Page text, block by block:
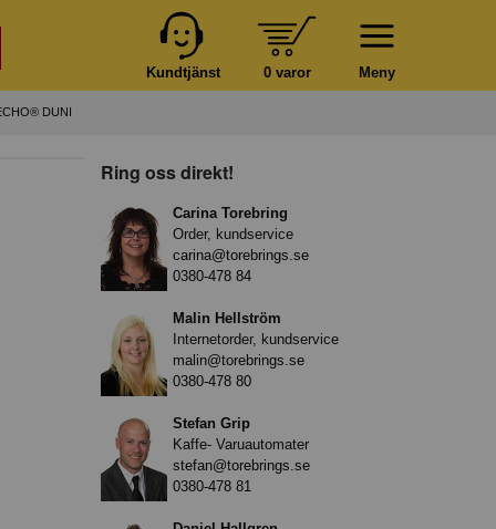
Meny
0 varor
Kundtjänst
DUNI
Ring oss direkt!
Carina Torebring
Order, kundservice
carina@torebrings.se
0380-478 84
Malin Hellström
Internetorder, kundservice
malin@torebrings.se
0380-478 80
Stefan Grip
Kaffe- Varuautomater
stefan@torebrings.se
0380-478 81